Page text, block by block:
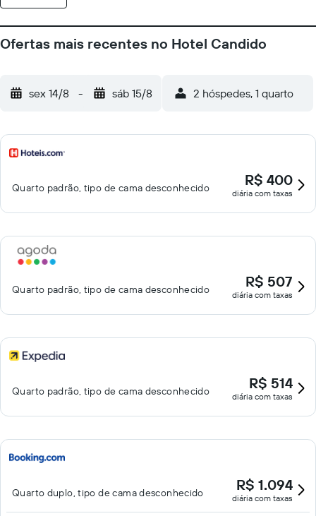
gratuitamente.Escrivaninhas e telefones estão disponíveis. As
academia. As atividades recreativas listadas abaixo estão
Ofertas mais recentes no Hotel Candido
sex 14/8 - sáb 15/8 2 hóspedes, 1 quarto
Quarto padrão, tipo de cama desconhecido R$ 400
diária com taxas
Quarto padrão, tipo de cama desconhecido R$ 507
diária com taxas
Quarto padrão, tipo de cama desconhecido R$ 514
diária com taxas
Quarto duplo, tipo de cama desconhecido R$ 1.094
diária com taxas